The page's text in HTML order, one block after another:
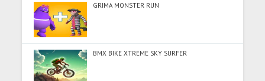
GRIMA MONSTER RUN
BMX BIKE XTREME SKY SURFER